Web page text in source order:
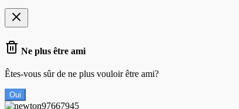
Ne plus être ami
Êtes-vous sûr de ne plus vouloir être ami?
Oui